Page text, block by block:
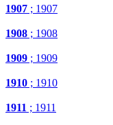
1907 ; 1907
1908 ; 1908
1909 ; 1909
1910 ; 1910
1911 ; 1911